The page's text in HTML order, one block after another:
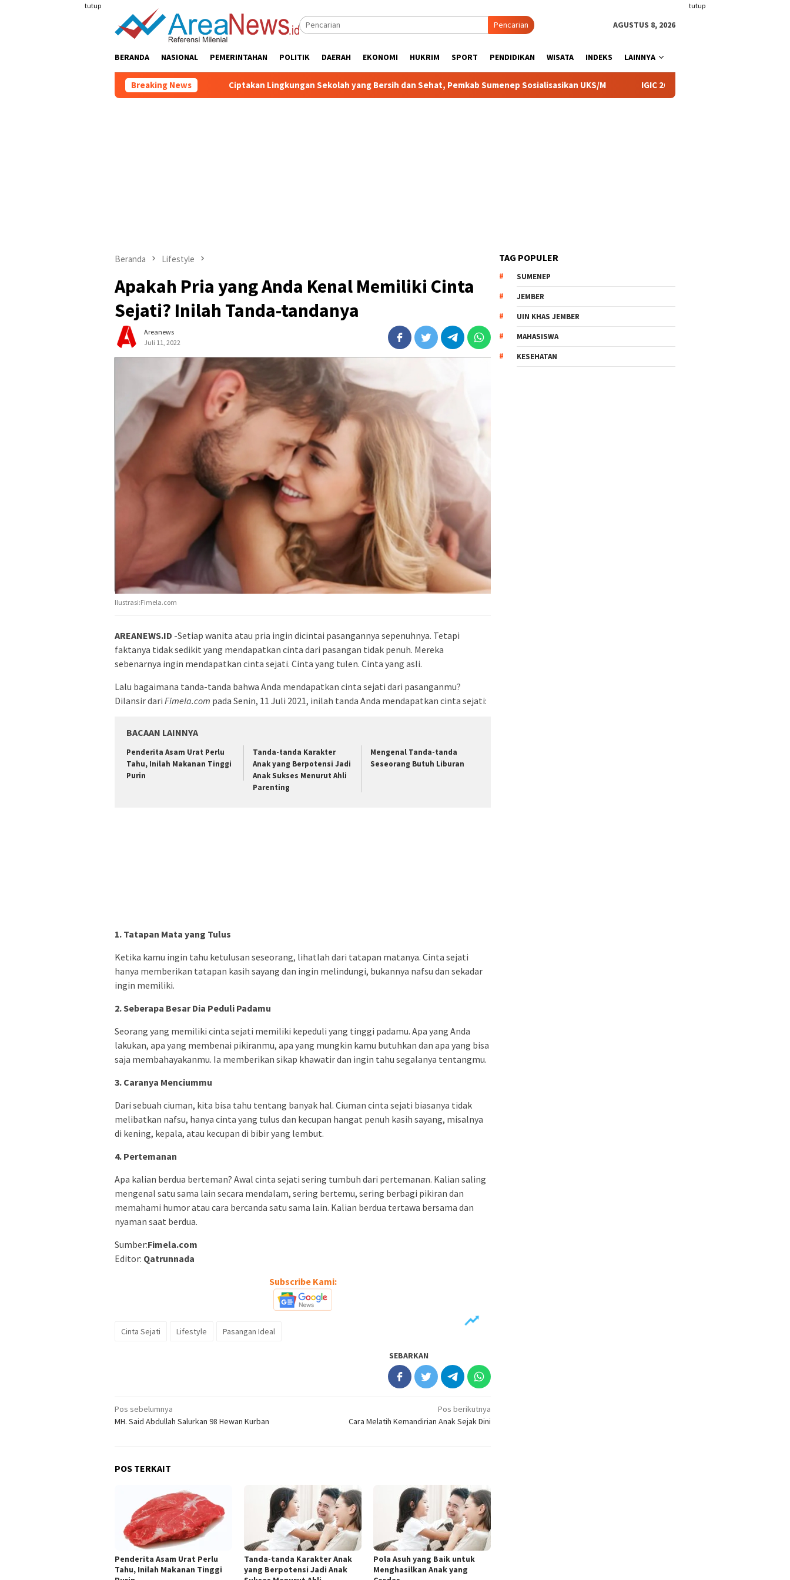
tutup tutup
Pencarian AGUSTUS 8, 2026
BERANDA NASIONAL PEMERINTAHAN POLITIK DAERAH EKONOMI HUKRIM SPORT PENDIDIKAN WISATA INDEKS LAINNYA
Breaking NewsCiptakan Lingkungan Sekolah yang Bersih dan Sehat, Pemkab Sumenep Sosialisasikan UKS/M IGIC 2026, UIN KHAS Mendukung Upaya
Beranda Lifestyle
Apakah Pria yang Anda Kenal Memiliki Cinta
Sejati? Inilah Tanda-tandanya
Areanews
Juli 11, 2022
Ilustrasi:Fimela.com
AREANEWS.ID -Setiap wanita atau pria ingin dicintai pasangannya sepenuhnya. Tetapi
faktanya tidak sedikit yang mendapatkan cinta dari pasangan tidak penuh. Mereka
sebenarnya ingin mendapatkan cinta sejati. Cinta yang tulen. Cinta yang asli.
Lalu bagaimana tanda-tanda bahwa Anda mendapatkan cinta sejati dari pasanganmu?
Dilansir dari Fimela.com pada Senin, 11 Juli 2021, inilah tanda Anda mendapatkan cinta sejati:
BACAAN LAINNYA
Penderita Asam Urat Perlu
Tahu, Inilah Makanan Tinggi
Purin
Tanda-tanda Karakter
Anak yang Berpotensi Jadi
Anak Sukses Menurut Ahli
Parenting
Mengenal Tanda-tanda
Seseorang Butuh Liburan
1. Tatapan Mata yang Tulus
Ketika kamu ingin tahu ketulusan seseorang, lihatlah dari tatapan matanya. Cinta sejati
hanya memberikan tatapan kasih sayang dan ingin melindungi, bukannya nafsu dan sekadar
ingin memiliki.
2. Seberapa Besar Dia Peduli Padamu
Seorang yang memiliki cinta sejati memiliki kepeduli yang tinggi padamu. Apa yang Anda
lakukan, apa yang membenai pikiranmu, apa yang mungkin kamu butuhkan dan apa yang bisa
saja membahayakanmu. Ia memberikan sikap khawatir dan ingin tahu segalanya tentangmu.
3. Caranya Menciummu
Dari sebuah ciuman, kita bisa tahu tentang banyak hal. Ciuman cinta sejati biasanya tidak
melibatkan nafsu, hanya cinta yang tulus dan kecupan hangat penuh kasih sayang, misalnya
di kening, kepala, atau kecupan di bibir yang lembut.
4. Pertemanan
Apa kalian berdua berteman? Awal cinta sejati sering tumbuh dari pertemanan. Kalian saling
mengenal satu sama lain secara mendalam, sering bertemu, sering berbagi pikiran dan
memahami humor atau cara bercanda satu sama lain. Kalian berdua tertawa bersama dan
nyaman saat berdua.
Sumber:Fimela.com
Editor: Qatrunnada
Subscribe Kami:
Cinta Sejati Lifestyle Pasangan Ideal
SEBARKAN
Navigasi
pos
Pos sebelumnya
MH. Said Abdullah Salurkan 98 Hewan Kurban
Pos berikutnya
Cara Melatih Kemandirian Anak Sejak Dini
POS TERKAIT
Penderita Asam Urat Perlu
Tahu, Inilah Makanan Tinggi
Tanda-tanda Karakter Anak
yang Berpotensi Jadi Anak
Pola Asuh yang Baik untuk
Menghasilkan Anak yang
TAG POPULER
SUMENEP
JEMBER
UIN KHAS JEMBER
MAHASISWA
KESEHATAN